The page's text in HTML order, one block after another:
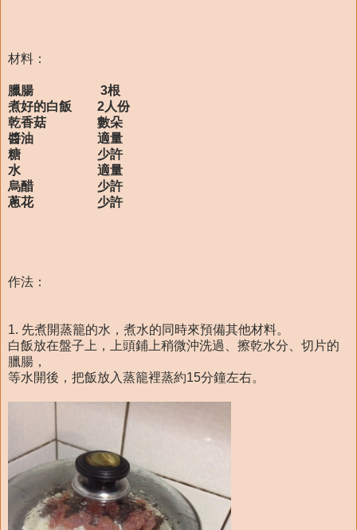
材料：
臘腸 3根
煮好的白飯 2人份
乾香菇 數朵
醬油 適量
糖 少許
水 適量
烏醋 少許
蔥花 少許
作法：
1. 先煮開蒸籠的水，煮水的同時來預備其他材料。
白飯放在盤子上，上頭鋪上稍微沖洗過、擦乾水分、切片的
臘腸，
等水開後，把飯放入蒸籠裡蒸約15分鐘左右。